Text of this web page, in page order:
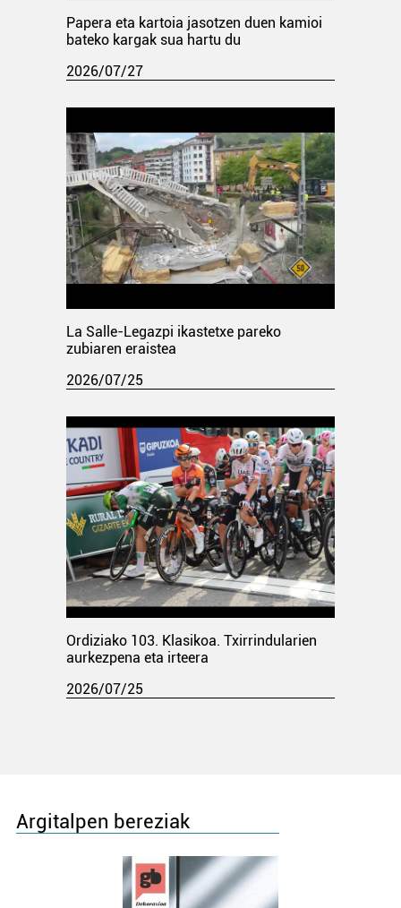
Papera eta kartoia jasotzen duen kamioi
bateko kargak sua hartu du
2026/07/27
La Salle-Legazpi ikastetxe pareko
zubiaren eraistea
2026/07/25
Ordiziako 103. Klasikoa. Txirrindularien
aurkezpena eta irteera
2026/07/25
Argitalpen bereziak